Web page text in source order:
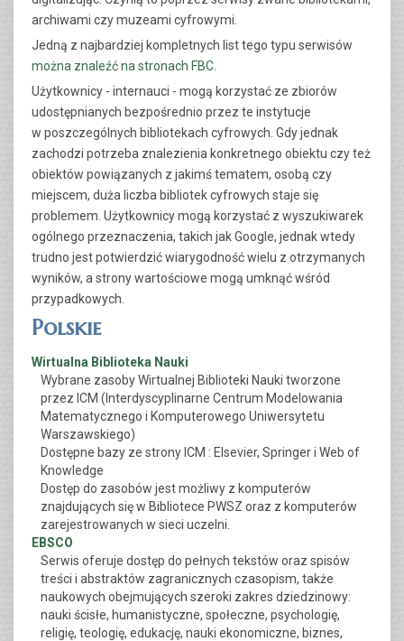
archiwami czy muzeami cyfrowymi.
Jedną z najbardziej kompletnych list tego typu serwisów
można znaleźć na stronach FBC
Użytkownicy - internauci - mogą korzystać ze zbiorów
udostępnianych bezpośrednio przez te instytucje
w poszczególnych bibliotekach cyfrowych. Gdy jednak
zachodzi potrzeba znalezienia konkretnego obiektu czy też
obiektów powiązanych z jakimś tematem, osobą czy
miejscem, duża liczba bibliotek cyfrowych staje się
problemem. Użytkownicy mogą korzystać z wyszukiwarek
ogólnego przeznaczenia, takich jak Google, jednak wtedy
trudno jest potwierdzić wiarygodność wielu z otrzymanych
wyników, a strony wartościowe mogą umknąć wśród
przypadkowych.
Polskie
Wirtualna Biblioteka Nauki
Wybrane zasoby Wirtualnej Biblioteki Nauki tworzone
przez ICM (Interdyscyplinarne Centrum Modelowania
Matematycznego i Komputerowego Uniwersytetu
Warszawskiego)
Dostępne bazy ze strony ICM : Elsevier, Springer i Web of
Knowledge
Dostęp do zasobów jest możliwy z komputerów
znajdujących się w Bibliotece PWSZ oraz z komputerów
zarejestrowanych w sieci uczelni.
EBSCO
Serwis oferuje dostęp do pełnych tekstów oraz spisów
treści i abstraktów zagranicznych czasopism, także
naukowych obejmujących szeroki zakres dziedzinowy:
nauki ścisłe, humanistyczne, społeczne, psychologię,
religię, teologię, edukację, nauki ekonomiczne, biznes,